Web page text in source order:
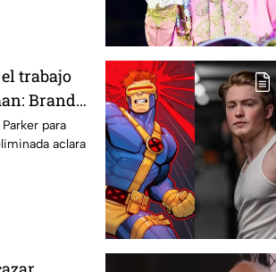
trabajo
Brand
para
aclara